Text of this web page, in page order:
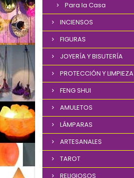
Para la Casa
INCIENSOS
FIGURAS
JOYERÍA Y BISUTERÍA
PROTECCIÓN Y LIMPIEZA
FENG SHUI
AMULETOS
LÁMPARAS
ARTESANALES
TAROT
RELIGIOSOS